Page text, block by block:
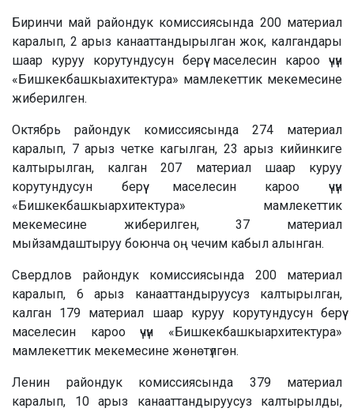
Биринчи май райондук комиссиясында 200 материал
каралып, 2 арыз канааттандырылган жок, калгандары
шаар куруу корутундусун берүү маселесин кароо үчүн
«Бишкекбашкыахитектура» мамлекеттик мекемесине
жиберилген.
Октябрь райондук комиссиясында 274 материал
каралып, 7 арыз четке кагылган, 23 арыз кийинкиге
калтырылган, калган 207 материал шаар куруу
корутундусун берүү маселесин кароо үчүн
«Бишкекбашкыархитектура» мамлекеттик
мекемесине жиберилген, 37 материал
мыйзамдаштыруу боюнча оң чечим кабыл алынган.
Свердлов райондук комиссиясында 200 материал
каралып, 6 арыз канааттандыруусуз калтырылган,
калган 179 материал шаар куруу корутундусун берүү
маселесин кароо үчүн «Бишкекбашкыархитектура»
мамлекеттик мекемесине жөнөтүлгөн.
Ленин райондук комиссиясында 379 материал
каралып, 10 арыз канааттандыруусуз калтырылды,